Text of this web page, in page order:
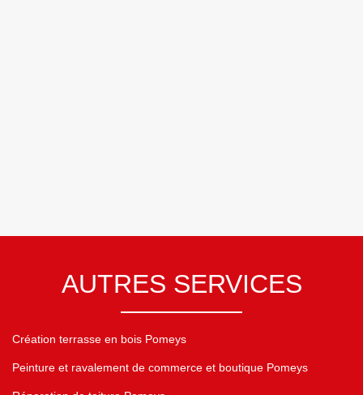
AUTRES SERVICES
Création terrasse en bois Pomeys
Peinture et ravalement de commerce et boutique Pomeys